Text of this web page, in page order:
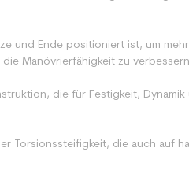
und Ende positioniert ist, um
Manövrierfähigkeit zu
die für Festigkeit,
Torsionssteifigkeit, die auch auf